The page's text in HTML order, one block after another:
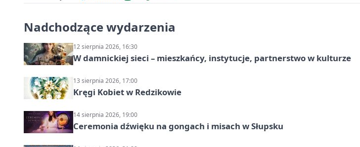
Nadchodzące wydarzenia
12 sierpnia 2026, 16:30
W damnickiej sieci – mieszkańcy, instytucje, partnerstwo w kulturze
13 sierpnia 2026, 17:00
Kręgi Kobiet w Redzikowie
14 sierpnia 2026, 19:00
Ceremonia dźwięku na gongach i misach w Słupsku